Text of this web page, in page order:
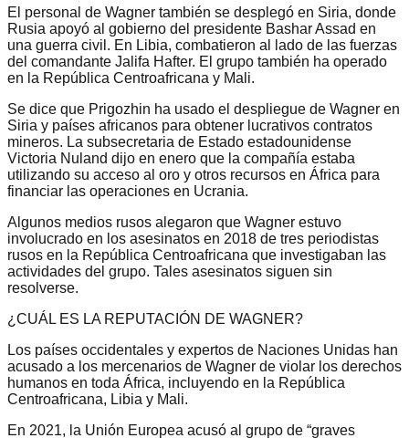
El personal de Wagner también se desplegó en Siria, donde
Rusia apoyó al gobierno del presidente Bashar Assad en
una guerra civil. En Libia, combatieron al lado de las fuerzas
del comandante Jalifa Hafter. El grupo también ha operado
en la República Centroafricana y Mali.
Se dice que Prigozhin ha usado el despliegue de Wagner en
Siria y países africanos para obtener lucrativos contratos
mineros. La subsecretaria de Estado estadounidense
Victoria Nuland dijo en enero que la compañía estaba
utilizando su acceso al oro y otros recursos en África para
financiar las operaciones en Ucrania.
Algunos medios rusos alegaron que Wagner estuvo
involucrado en los asesinatos en 2018 de tres periodistas
rusos en la República Centroafricana que investigaban las
actividades del grupo. Tales asesinatos siguen sin
resolverse.
¿CUÁL ES LA REPUTACIÓN DE WAGNER?
Los países occidentales y expertos de Naciones Unidas han
acusado a los mercenarios de Wagner de violar los derechos
humanos en toda África, incluyendo en la República
Centroafricana, Libia y Mali.
En 2021, la Unión Europea acusó al grupo de “graves